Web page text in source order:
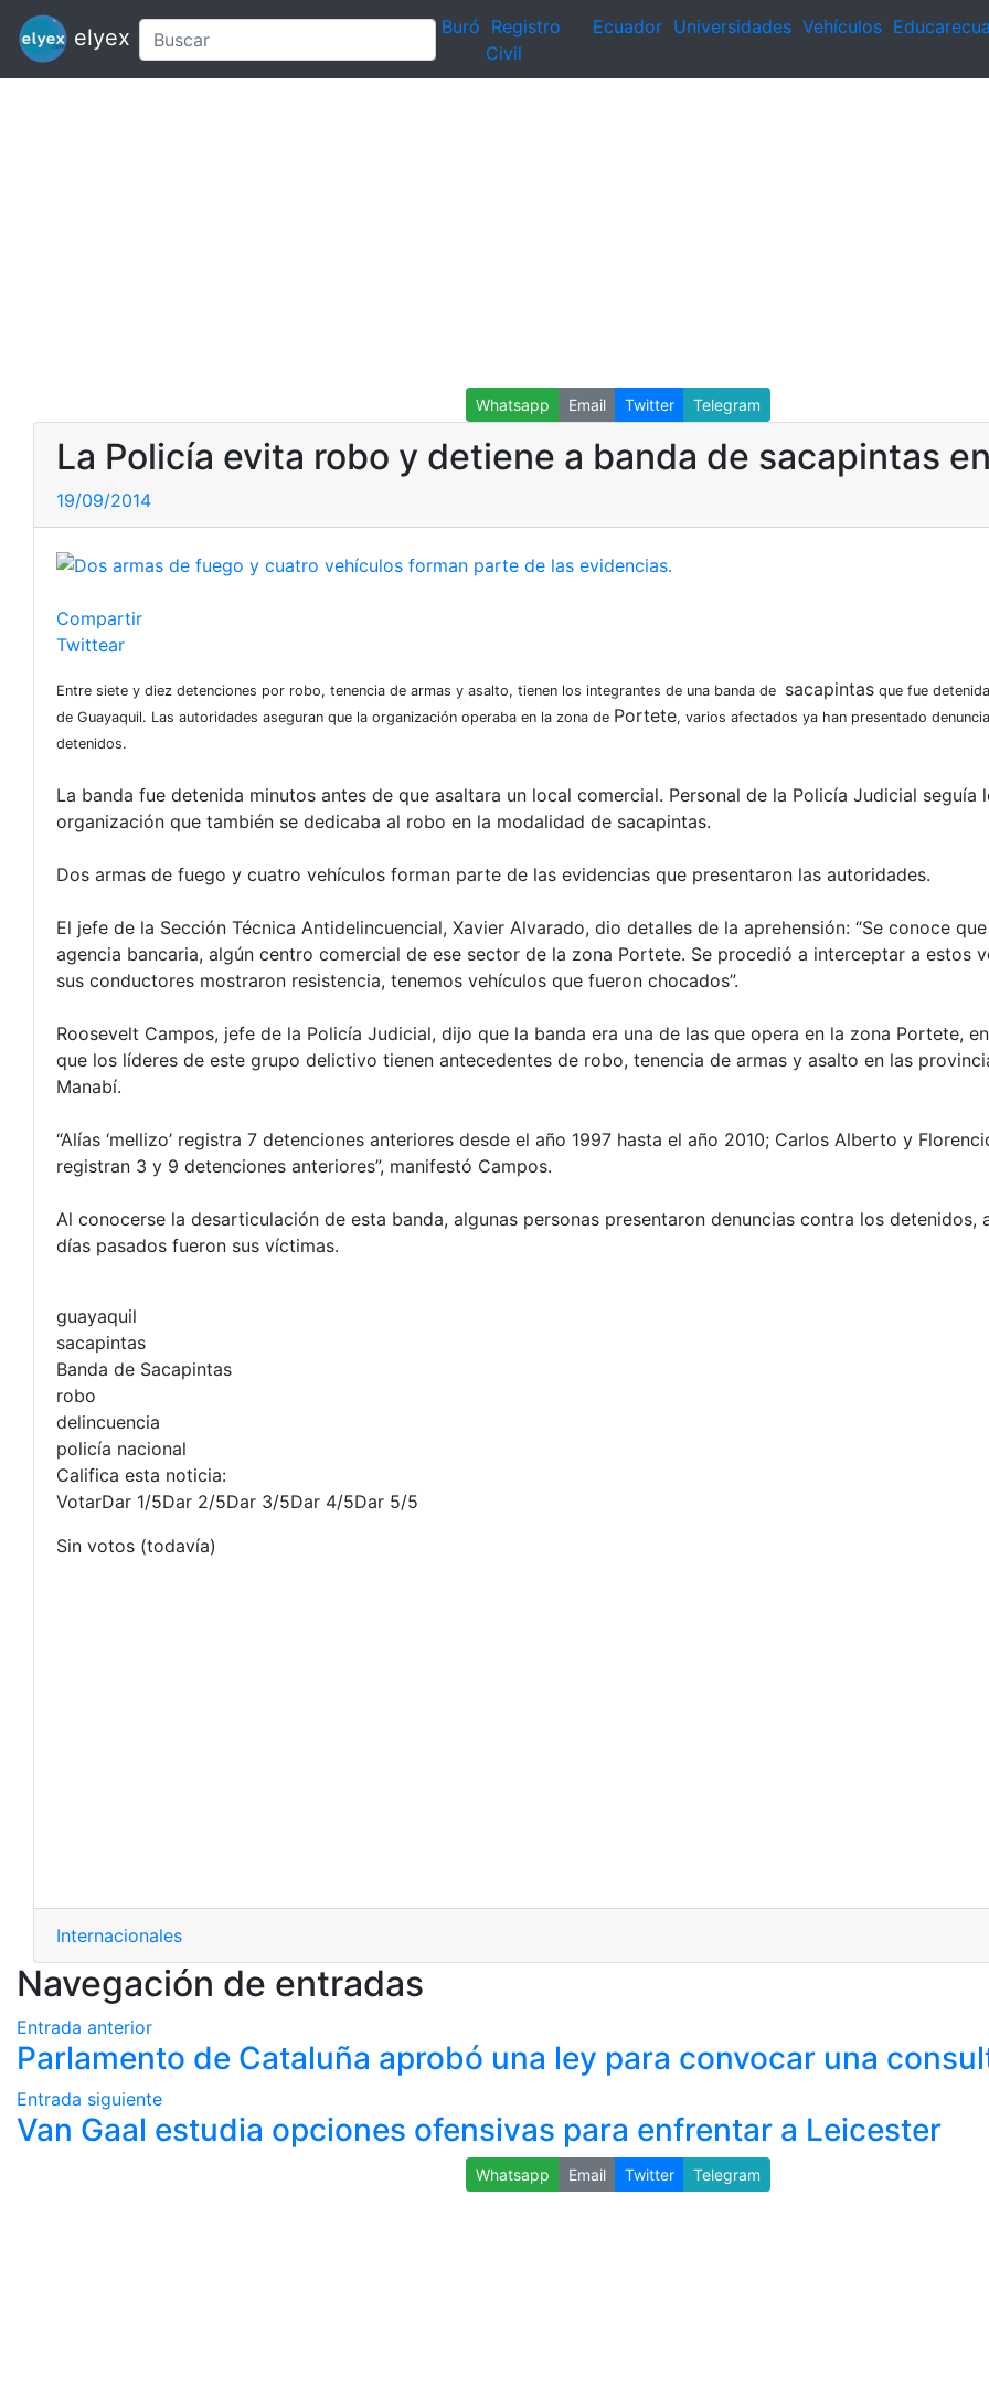
elyex Buró Registro
Civil
Ecuador Universidades Vehículos
Whatsapp Email Twitter Telegram
La Policía evita robo y detiene a banda de sacapintas
19/09/2014
Compartir
Twittear
Entre siete y diez detenciones por robo, tenencia de armas y asalto, tienen los integrantes de una banda de sacapintas que fue
de Guayaquil. Las autoridades aseguran que la organización operaba en la zona de Portete, varios afectados ya han presentado
detenidos.
La banda fue detenida minutos antes de que asaltara un local comercial. Personal de la Policía Judicial seguía
organización que también se dedicaba al robo en la modalidad de sacapintas.
Dos armas de fuego y cuatro vehículos forman parte de las evidencias que presentaron las autoridades.
El jefe de la Sección Técnica Antidelincuencial, Xavier Alvarado, dio detalles de la aprehensión: “Se conoce
agencia bancaria, algún centro comercial de ese sector de la zona Portete. Se procedió a interceptar a estos
sus conductores mostraron resistencia, tenemos vehículos que fueron chocados”.
Roosevelt Campos, jefe de la Policía Judicial, dijo que la banda era una de las que opera en la zona Portete,
que los líderes de este grupo delictivo tienen antecedentes de robo, tenencia de armas y asalto en las
Manabí.
“Alías ‘mellizo’ registra 7 detenciones anteriores desde el año 1997 hasta el año 2010; Carlos Alberto y
registran 3 y 9 detenciones anteriores”, manifestó Campos.
Al conocerse la desarticulación de esta banda, algunas personas presentaron denuncias contra los detenidos,
días pasados fueron sus víctimas.
guayaquil
sacapintas
Banda de Sacapintas
robo
delincuencia
policía nacional
Califica esta noticia:
VotarDar 1/5Dar 2/5Dar 3/5Dar 4/5Dar 5/5
Sin votos (todavía)
Internacionales
Navegación de entradas
Entrada anterior
Parlamento de Cataluña aprobó una ley para convocar una
Entrada siguiente
Van Gaal estudia opciones ofensivas para enfrentar a Leicester
Whatsapp Email Twitter Telegram